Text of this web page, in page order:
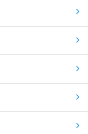
な
た
てい
則
導入
が
形
める業務